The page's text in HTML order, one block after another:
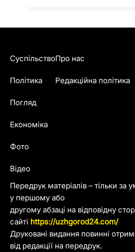
Передрук матеріалів – тільки за
у першому або
другому абзаці на відповідну
сайті https://uzhgorod24.com/
Друковані видання повинні
від редакції на передрук.
Суспільство
Політика
Погляд
Економіка
Фото
Відео
Про нас
Редакційна політика